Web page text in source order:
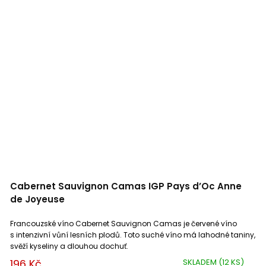
Cabernet Sauvignon Camas IGP Pays d’Oc Anne
de Joyeuse
SKLADEM (12 KS)
Francouzské víno Cabernet Sauvignon Camas je červené víno
s intenzivní vůní lesních plodů. Toto suché víno má lahodné taniny,
svěží kyseliny a dlouhou dochuť.